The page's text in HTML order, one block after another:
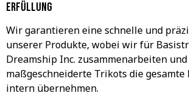
Erfüllung
Wir garantieren eine schnelle und
unserer Produkte, wobei wir für
Dreamship Inc. zusammenarbeiten
maßgeschneiderte Trikots die
intern übernehmen.